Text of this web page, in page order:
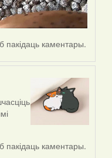
пакідаць каментары.
пакідаць каментары.